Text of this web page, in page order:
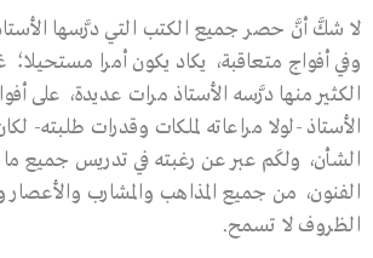
لا شكَّ أنَّ حصر جميع الكتب التي درَّسها
وفي أفواج متعاقبة، يكاد يكون أمرا
الكثير منها درَّسه الأستاذ مرات عديدة، على
الأستاذ -لولا مراعاته لملكات وقدرات طلبته-
الشأن، ولكَم عبر عن رغبته في تدريس جميع
الفنون، من جميع المذاهب والمشارب والأعصار
الظروف لا تسمح.